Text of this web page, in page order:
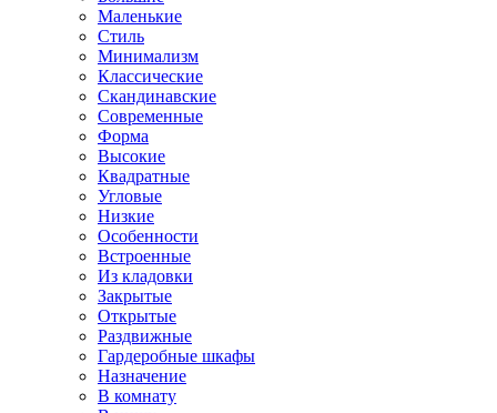
Маленькие
Стиль
Минимализм
Классические
Скандинавские
Современные
Форма
Высокие
Квадратные
Угловые
Низкие
Особенности
Встроенные
Из кладовки
Закрытые
Открытые
Раздвижные
Гардеробные шкафы
Назначение
В комнату